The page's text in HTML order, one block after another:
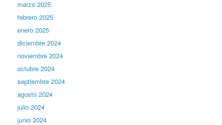
marzo 2025
febrero 2025
enero 2025
diciembre 2024
noviembre 2024
octubre 2024
septiembre 2024
agosto 2024
julio 2024
junio 2024